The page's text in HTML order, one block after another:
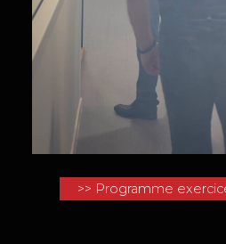
>> Programme